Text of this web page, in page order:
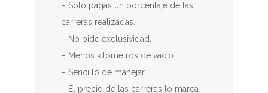
– Sólo pagas un porcentaje de las
carreras realizadas.
– No pide exclusividad.
– Menos kilómetros de vacío.
– Sencillo de manejar.
– El precio de las carreras lo marca